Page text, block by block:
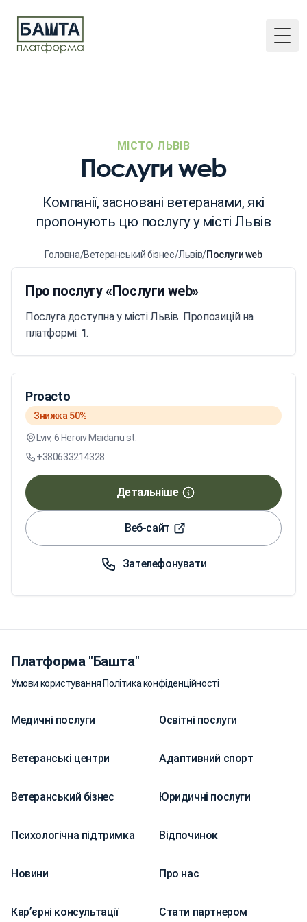
МІСТО ЛЬВІВ
Послуги web
Компанії, засновані ветеранами, які
пропонують цю послугу у місті Львів
Головна/Ветеранський бізнес/Львів/Послуги web
Про послугу «Послуги web»
Послуга доступна у місті Львів. Пропозицій на
платформі: 1.
Proacto
Знижка 50%
Lviv, 6 Heroiv Maidanu st.
+380633214328
Детальніше
Веб-сайт
Зателефонувати
Платформа "Башта"
Умови користування·Політика конфіденційності
Медичні послуги Освітні послуги
Ветеранські центри Адаптивний спорт
Ветеранський бізнес Юридичні послуги
Психологічна підтримка Відпочинок
Новини Про нас
Карʼєрні консультації Стати партнером